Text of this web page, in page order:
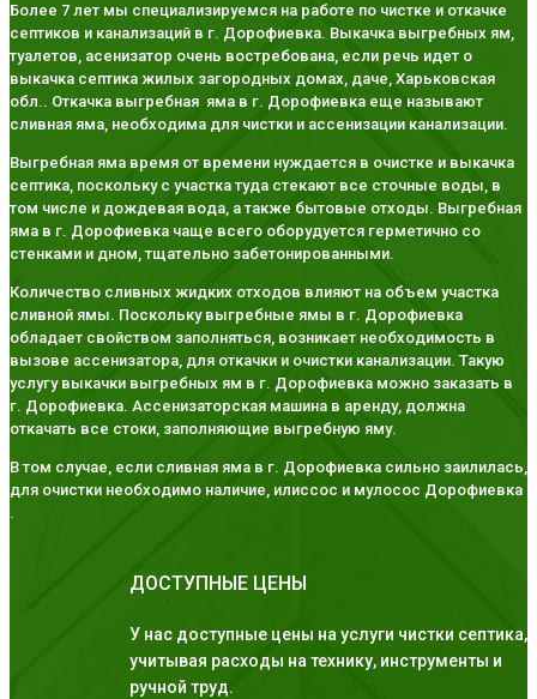
Более 7 лет мы специализируемся на работе по чистке и откачке
септиков и канализаций в г. Дорофиевка. Выкачка выгребных ям,
туалетов, асенизатор очень востребована, если речь идет о
выкачка септика жилых загородных домах, даче, Харьковская
обл.. Откачка выгребная яма в г. Дорофиевка еще называют
сливная яма, необходима для чистки и ассенизации канализации.
Выгребная яма время от времени нуждается в очистке и выкачка
септика, поскольку с участка туда стекают все сточные воды, в
том числе и дождевая вода, а также бытовые отходы. Выгребная
яма в г. Дорофиевка чаще всего оборудуется герметично со
стенками и дном, тщательно забетонированными.
Количество сливных жидких отходов влияют на объем участка
сливной ямы. Поскольку выгребные ямы в г. Дорофиевка
обладает свойством заполняться, возникает необходимость в
вызове ассенизатора, для откачки и очистки канализации. Такую
услугу выкачки выгребных ям в г. Дорофиевка можно заказать в
г. Дорофиевка. Ассенизаторская машина в аренду, должна
откачать все стоки, заполняющие выгребную яму.
В том случае, если сливная яма в г. Дорофиевка сильно заилилась,
для очистки необходимо наличие, илиссос и мулосос Дорофиевка
.
ДОСТУПНЫЕ ЦЕНЫ
У нас доступные цены на услуги чистки септика,
учитывая расходы на технику, инструменты и
ручной труд.